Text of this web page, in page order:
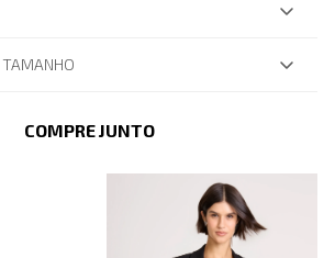
TAMANHO
COMPRE JUNTO